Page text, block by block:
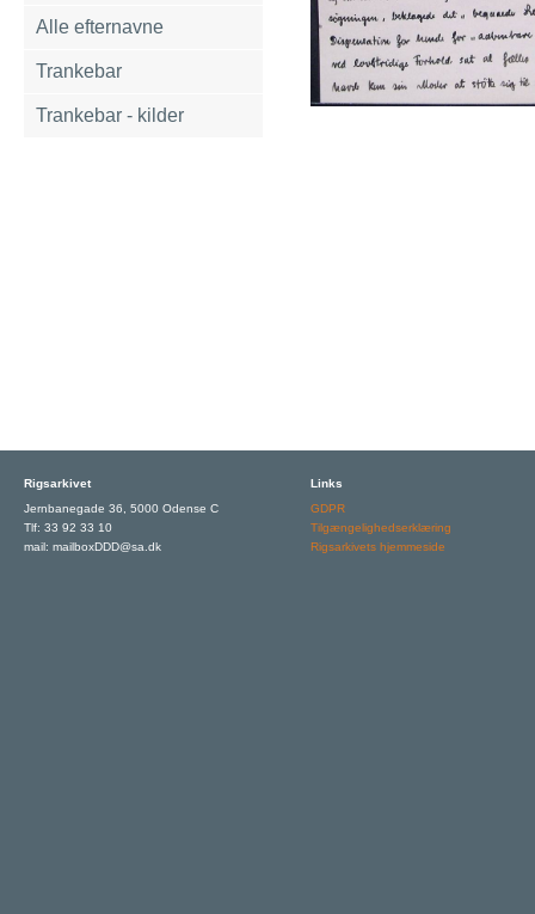
Alle efternavne
Trankebar
Trankebar - kilder
Rigsarkivet
Jernbanegade 36, 5000 Odense C
Tlf: 33 92 33 10
mail: mailboxDDD@sa.dk
Links
GDPR
Tilgængelighedserklæring
Rigsarkivets hjemmeside